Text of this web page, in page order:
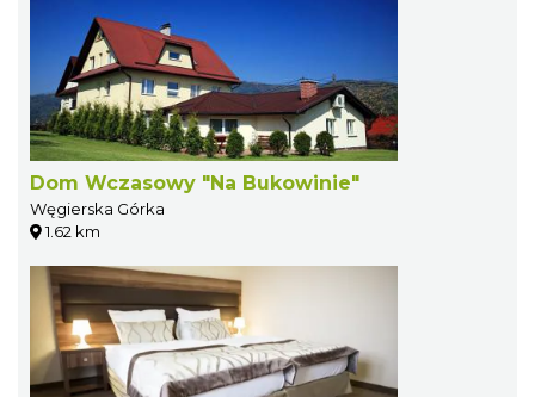
Dom Wczasowy "Na Bukowinie"
Węgierska Górka
1.62 km